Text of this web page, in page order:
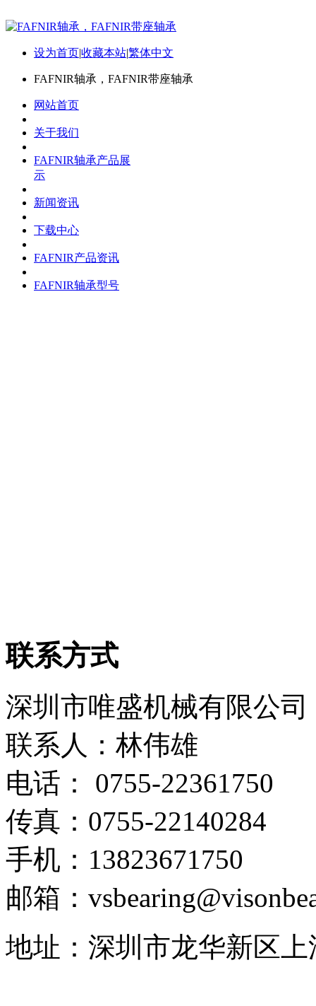
设为首页|收藏本站|繁体中文
FAFNIR轴承，FAFNIR带座轴承
网站首页
关于我们
FAFNIR轴承产品展
示
新闻资讯
下载中心
FAFNIR产品资讯
FAFNIR轴承型号
联系方式
深圳市唯盛机械有限公司
联系人：林伟雄
电话： 0755-22361750
传真：0755-22140284
手机：13823671750
邮箱：
地址：深圳市龙华新区